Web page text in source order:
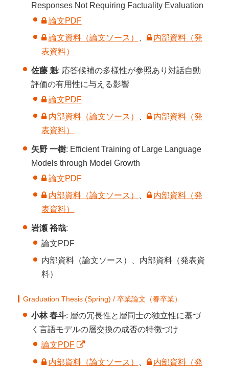
Responses Not Requiring Factuality Evaluation
論文PDF
論文資料（論文ソース）
内部資料（発
表資料）
佐藤 魁: 応答候補の多様性が参照あり対話自動
評価の有用性に与える影響
論文PDF
内部資料（論文ソース）
内部資料（発
表資料）
矢野 一樹: Efficient Training of Large Language
Models through Model Growth
論文PDF
内部資料（論文ソース）
内部資料（発
表資料）
岩瀬 裕哉:
論文PDF
内部資料（論文ソース）、内部資料（発表資
料）
Graduation Thesis (Spring) / 卒業論文（春卒業）
小林 春斗: 層の冗長性と層同士の独立性に基づ
く言語モデルの層交換の成否の特徴づけ
論文PDF
内部資料（論文ソース）
内部資料（発